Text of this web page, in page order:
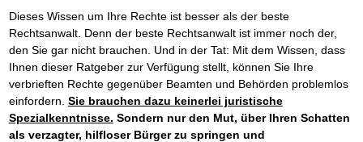
Dieses Wissen um Ihre Rechte ist besser als der beste
Rechtsanwalt. Denn der beste Rechtsanwalt ist immer noch der,
den Sie gar nicht brauchen. Und in der Tat: Mit dem Wissen, dass
Ihnen dieser Ratgeber zur Verfügung stellt, können Sie Ihre
verbrieften Rechte gegenüber Beamten und Behörden problemlos
einfordern. Sie brauchen dazu keinerlei juristische
Spezialkenntnisse. Sondern nur den Mut, über Ihren Schatten
als verzagter, hilfloser Bürger zu springen und